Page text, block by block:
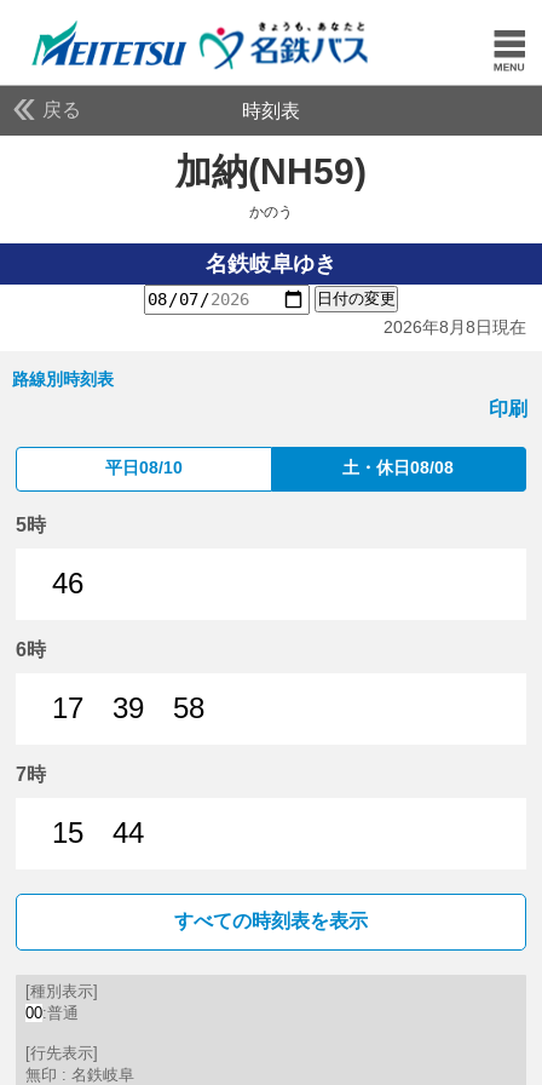
戻る 時刻表
加納(NH59)
かのう
名鉄岐阜ゆき
日付の変更
2026年8月8日現在
路線別時刻表
印刷
平日08/10 土・休日08/08
5時
46
6時
17
39
58
7時
15
44
すべての時刻表を表示
[種別表示]
00:普通
[行先表示]
無印 : 名鉄岐阜